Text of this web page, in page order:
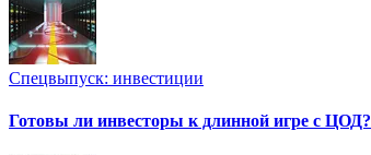
Спецвыпуск: инвестиции
Готовы ли инвесторы к длинной игре с ЦОД?